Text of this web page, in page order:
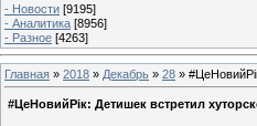
- Новости [9195]
- Аналитика [8956]
- Разное [4263]
Главная » 2018 » Декабрь » 28 »
#ЦеНовийРік: Детишек встретил